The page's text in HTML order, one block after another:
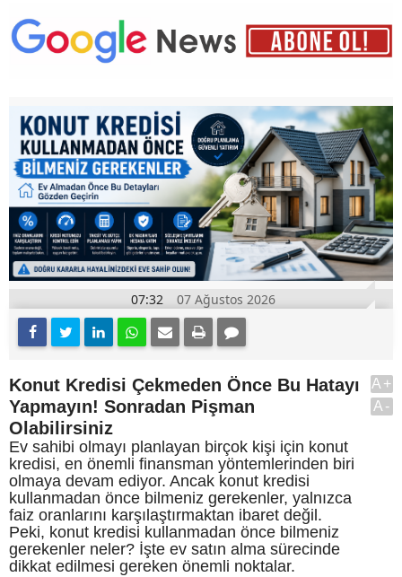
07:32 07 Ağustos 2026
Konut Kredisi Çekmeden Önce Bu Hatayı
Yapmayın! Sonradan Pişman
Olabilirsiniz
Ev sahibi olmayı planlayan birçok kişi için konut
kredisi, en önemli finansman yöntemlerinden biri
olmaya devam ediyor. Ancak konut kredisi
kullanmadan önce bilmeniz gerekenler, yalnızca
faiz oranlarını karşılaştırmaktan ibaret değil.
Peki, konut kredisi kullanmadan önce bilmeniz
gerekenler neler? İşte ev satın alma sürecinde
dikkat edilmesi gereken önemli noktalar.
A+
A-